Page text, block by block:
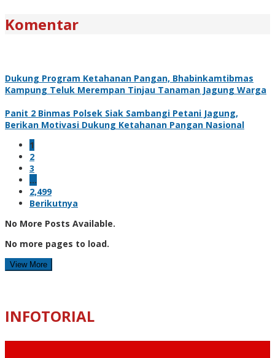
Komentar
Dukung Program Ketahanan Pangan, Bhabinkamtibmas
Kampung Teluk Merempan Tinjau Tanaman Jagung Warga
Panit 2 Binmas Polsek Siak Sambangi Petani Jagung,
Berikan Motivasi Dukung Ketahanan Pangan Nasional
1
2
3
…
2,499
Berikutnya
No More Posts Available.
No more pages to load.
View More
INFOTORIAL